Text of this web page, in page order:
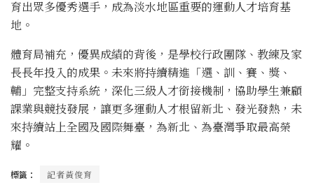
育出眾多優秀選手，成為淡水地區重要的運動人才培育基
地。
體育局補充，優異成績的背後，是學校行政團隊、教練及家
長長年投入的成果。未來將持續精進「選、訓、賽、獎、
輔」完整支持系統，深化三級人才銜接機制，協助學生兼顧
課業與競技發展，讓更多運動人才根留新北、發光發熱，未
來持續站上全國及國際舞臺，為新北、為臺灣爭取最高榮
耀。
標籤： 記者黃俊育